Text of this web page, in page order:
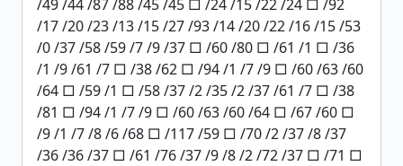
/49 /44 /87 /88 /45 /45 □ /24 /15 /22 /24 □ /92
/17 /20 /23 /13 /15 /27 /93 /14 /20 /22 /16 /15 /53
/0 /37 /58 /59 /7 /9 /37 □ /60 /80 □ /61 /1 □ /36
/1 /9 /61 /7 □ /38 /62 □ /94 /1 /7 /9 □ /60 /63 /60
/64 □ /59 /1 □ /58 /37 /2 /35 /2 /37 /61 /7 □ /38
/81 □ /94 /1 /7 /9 □ /60 /63 /60 /64 □ /67 /60 □
/9 /1 /7 /8 /6 /68 □ /117 /59 □ /70 /2 /37 /8 /37
/36 /36 /37 □ /61 /76 /37 /9 /8 /2 /72 /37 □ /71 □